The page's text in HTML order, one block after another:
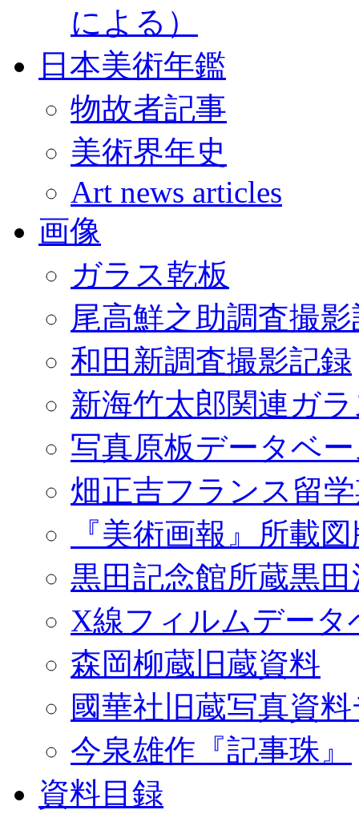
による）
日本美術年鑑
物故者記事
美術界年史
Art news articles
画像
ガラス乾板
尾高鮮之助調査撮
和田新調査撮影記録
新海竹太郎関連ガ
写真原板データベ
畑正吉フランス留
『美術画報』所載
黒田記念館所蔵黒
X線フィルムデータ
森岡柳蔵旧蔵資料
國華社旧蔵写真資
今泉雄作『記事珠』
資料目録